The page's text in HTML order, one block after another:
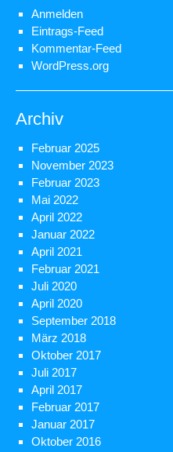
Anmelden
Eintrags-Feed
Kommentar-Feed
WordPress.org
Archiv
Februar 2025
November 2023
Februar 2023
Mai 2022
April 2022
Januar 2022
April 2021
Februar 2021
Juli 2020
April 2020
September 2018
März 2018
Oktober 2017
Juli 2017
April 2017
Februar 2017
Januar 2017
Oktober 2016